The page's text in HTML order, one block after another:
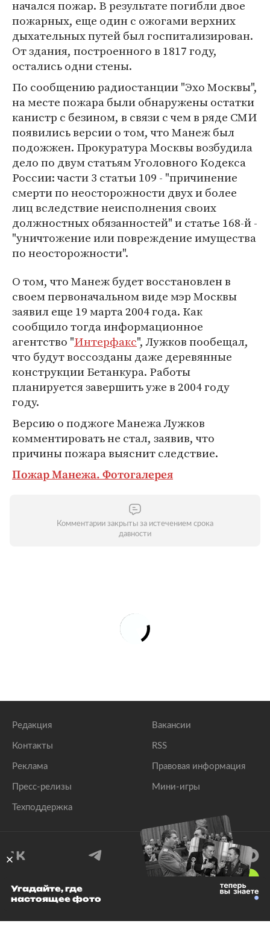
начался пожар. В результате погибли двое
пожарных, еще один с ожогами верхних
дыхательных путей был госпитализирован.
От здания, построенного в 1817 году,
остались одни стены.
По сообщению радиостанции "Эхо Москвы",
на месте пожара были обнаружены остатки
канистр с безином, в связи с чем в ряде СМИ
появились версии о том, что Манеж был
подожжен. Прокуратура Москвы возбудила
дело по двум статьям Уголовного Кодекса
России: части 3 статьи 109 - "причинение
смерти по неосторожности двух и более
лиц вследствие неисполнения своих
должностных обязанностей" и статье 168-й -
"уничтожение или повреждение имущества
по неосторожности".
О том, что Манеж будет восстановлен в
своем первоначальном виде мэр Москвы
заявил еще 19 марта 2004 года. Как
сообщило тогда информационное
агентство "Интерфакс", Лужков пообещал,
что будут воссозданы даже деревянные
конструкции Бетанкура. Работы
планируется завершить уже в 2004 году
году.
Версию о поджоге Манежа Лужков
комментировать не стал, заявив, что
причины пожара выяснит следствие.
Пожар Манежа. Фотогалерея
Комментарии закрыты за истечением срока
давности
Редакция
Контакты
Реклама
Пресс-релизы
Техподдержка
Вакансии
RSS
Правовая информация
Мини-игры
© 1999–2026 Все права защищены.
Угадайте, где
настоящее фото